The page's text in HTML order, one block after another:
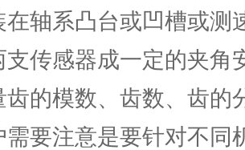
在轴系凸台或凹槽或测
支传感器成一定的夹角
齿的模数、齿数、齿的
需要注意是要针对不同